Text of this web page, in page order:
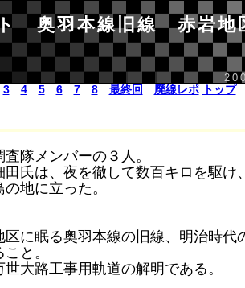
ト 奥羽本線旧線 赤岩
3 4 5 6 7 8 最終回 廃線レポ トップ
隊メンバーの３人。
田氏は、夜を徹して数百キロを駆け
地に立った。
区に眠る奥羽本線の旧線、明治時代
と。
大路工事用軌道の解明である。